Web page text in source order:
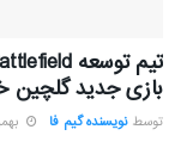
بازی جدید گلچین
توسط نویسنده گیم فا بهمن